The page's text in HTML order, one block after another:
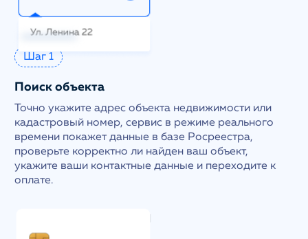
Шаг 1
Поиск объекта
Точно укажите адрес объекта недвижимости или
кадастровый номер, сервис в режиме реального
времени покажет данные в базе Росреестра,
проверьте корректно ли найден ваш объект,
укажите ваши контактные данные и переходите к
оплате.